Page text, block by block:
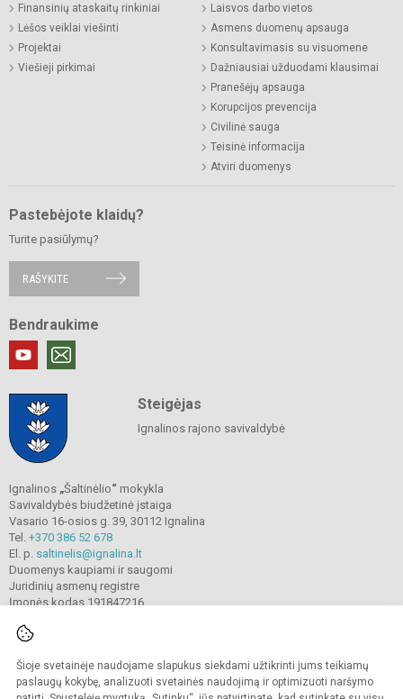
Šioje svetainėje naudojame slapukus siekdami užtikrinti jums teikiamų
paslaugų kokybę, analizuoti svetainės naudojimą ir optimizuoti naršymo
Finansinių ataskaitų rinkiniai
Lėšos veiklai viešinti
Projektai
Viešieji pirkimai
Laisvos darbo vietos
Asmens duomenų apsauga
Konsultavimasis su visuomene
Dažniausiai užduodami klausimai
Pranešėjų apsauga
Korupcijos prevencija
Civilinė sauga
Teisinė informacija
Atviri duomenys
Pastebėjote klaidų?
Turite pasiūlymų?
RAŠYKITE
Bendraukime
Steigėjas
Ignalinos rajono savivaldybė
Ignalinos „Šaltinėlio“ mokykla
Savivaldybės biudžetinė įstaiga
Vasario 16-osios g. 39, 30112 Ignalina
Tel. +370 386 52 678
El. p. saltinelis@ignalina.lt
Duomenys kaupiami ir saugomi
Juridinių asmenų registre
Įmonės kodas 191847216
© 2022. Ignalinos„Šaltinėlio “mokykla. Visos teisės saugomos.
Kopijuoti turinį be raštiško gimnazijos sutikimo griežtai draudžiama.